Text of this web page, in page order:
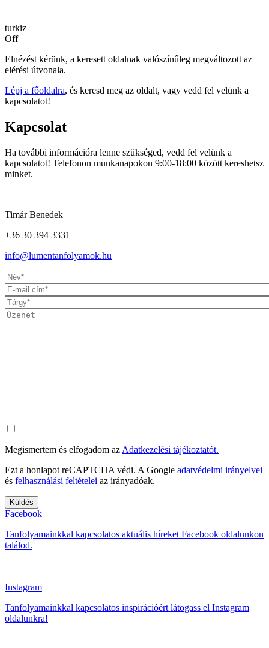
turkiz
Off
Elnézést kérünk, a keresett oldalnak valószínűleg megváltozott az
elérési útvonala.
Lépj a főoldalra, és keresd meg az oldalt, vagy vedd fel velünk a
kapcsolatot!
Kapcsolat
Ha további információra lenne szükséged, vedd fel velünk a
kapcsolatot! Telefonon munkanapokon 9:00-18:00 között kereshetsz
minket.
Timár Benedek
+36 30 394 3331
info@lumentanfolyamok.hu
Megismertem és elfogadom az Adatkezelési tájékoztatót.
Ezt a honlapot reCAPTCHA védi. A Google adatvédelmi irányelvei
és felhasználási feltételei az irányadóak.
Facebook
Tanfolyamainkkal kapcsolatos aktuális híreket Facebook oldalunkon
találod.
Instagram
Tanfolyamainkkal kapcsolatos inspirációért látogass el Instagram
oldalunkra!